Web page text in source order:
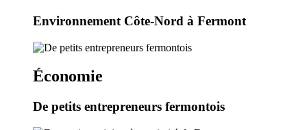
Environnement Côte-Nord à Fermont
Économie
De petits entrepreneurs fermontois